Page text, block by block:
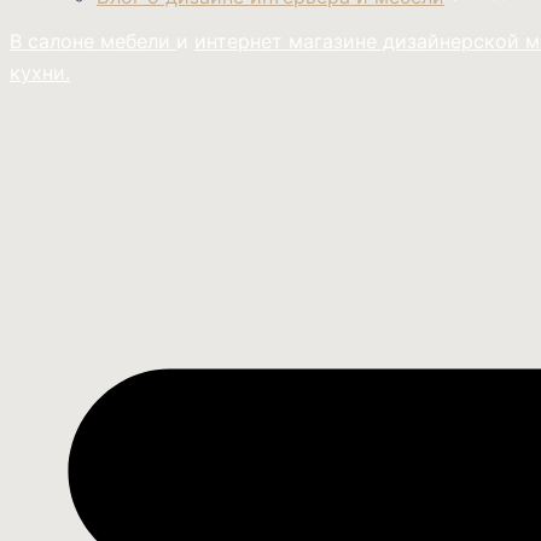
В салоне мебели и интернет магазине дизайнерской
кухни.